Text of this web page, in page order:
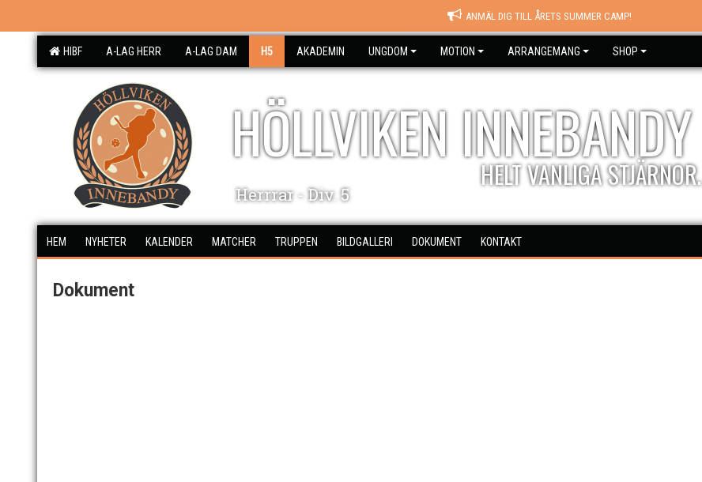
ANMÄL DIG TILL ÅRETS SUMMER CAMP!
HIBF A-LAG HERR A-LAG DAM H5 AKADEMIN UNGDOM MOTION ARRANGEMANG SHOP
HÖLLVIKEN INNEBANDY
HELT VANLIGA STJÄRNOR.
Herrrar - Div. 5
HEM NYHETER KALENDER MATCHER TRUPPEN BILDGALLERI DOKUMENT KONTAKT
Dokument